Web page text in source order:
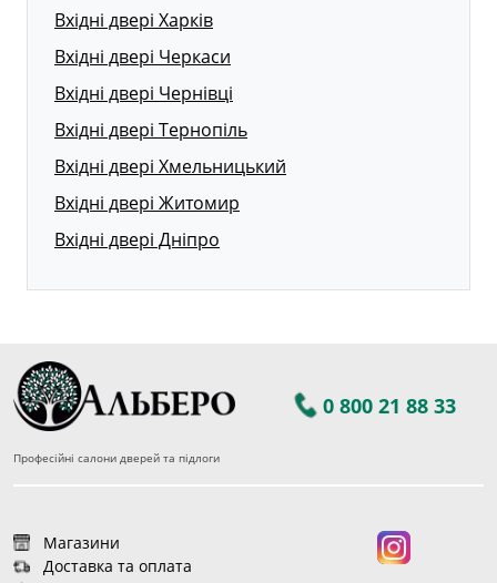
Вхідні двері Харків
Вхідні двері Черкаси
Вхідні двері Чернівці
Вхідні двері Тернопіль
Вхідні двері Хмельницький
Вхідні двері Житомир
Вхідні двері Дніпро
0 800 21 88 33
Професійні салони дверей та підлоги
Магазини
Доставка та оплата